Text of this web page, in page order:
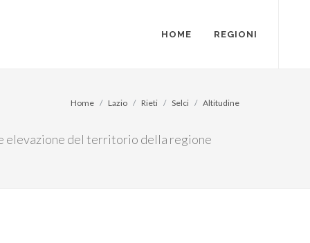
HOME REGIONI
elevazione del territorio della regione
Home Lazio Rieti Selci Altitudine